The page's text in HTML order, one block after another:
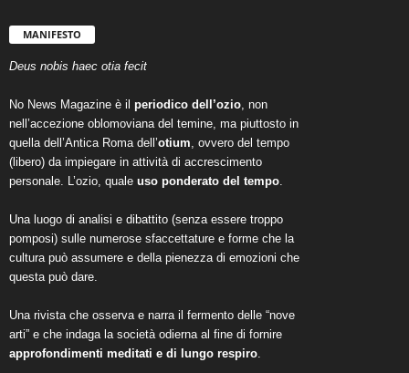
MANIFESTO
Deus nobis haec otia fecit
No News Magazine è il periodico dell’ozio, non
nell’accezione oblomoviana del temine, ma piuttosto in
quella dell’Antica Roma dell’otium, ovvero del tempo
(libero) da impiegare in attività di accrescimento
personale. L’ozio, quale uso ponderato del tempo.
Una luogo di analisi e dibattito (senza essere troppo
pomposi) sulle numerose sfaccettature e forme che la
cultura può assumere e della pienezza di emozioni che
questa può dare.
Una rivista che osserva e narra il fermento delle “nove
arti” e che indaga la società odierna al fine di fornire
approfondimenti meditati e di lungo respiro.